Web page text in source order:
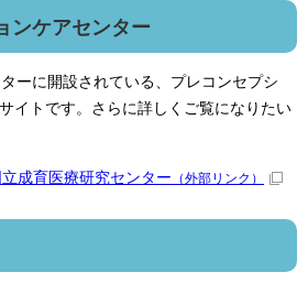
ンケアセンター
ーに開設されている、プレコンセプシ
イトです。さらに詳しくご覧になりたい
成育医療研究センター （外部リンク）